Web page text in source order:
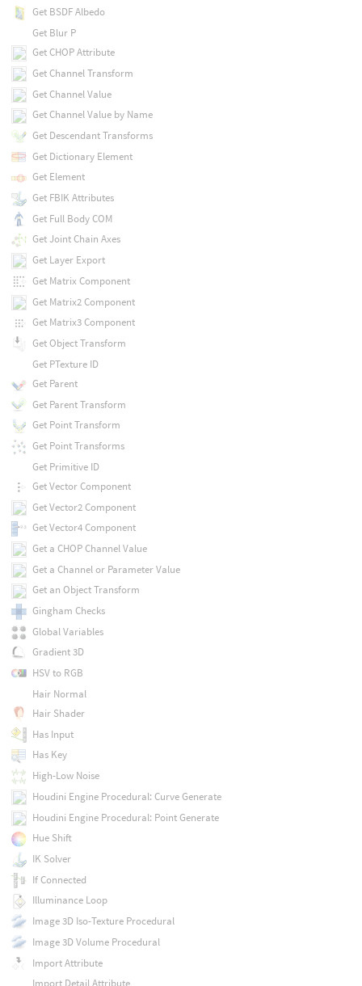
Get BSDF Albedo
Get Blur P
Get CHOP Attribute
Get Channel Transform
Get Channel Value
Get Channel Value by Name
Get Descendant Transforms
Get Dictionary Element
Get Element
Get FBIK Attributes
Get Full Body COM
Get Joint Chain Axes
Get Layer Export
Get Matrix Component
Get Matrix2 Component
Get Matrix3 Component
Get Object Transform
Get PTexture ID
Get Parent
Get Parent Transform
Get Point Transform
Get Point Transforms
Get Primitive ID
Get Vector Component
Get Vector2 Component
Get Vector4 Component
Get a CHOP Channel Value
Get a Channel or Parameter Value
Get an Object Transform
Gingham Checks
Global Variables
Gradient 3D
HSV to RGB
Hair Normal
Hair Shader
Has Input
Has Key
High-Low Noise
Houdini Engine Procedural: Curve Generate
Houdini Engine Procedural: Point Generate
Hue Shift
IK Solver
If Connected
Illuminance Loop
Image 3D Iso-Texture Procedural
Image 3D Volume Procedural
Import Attribute